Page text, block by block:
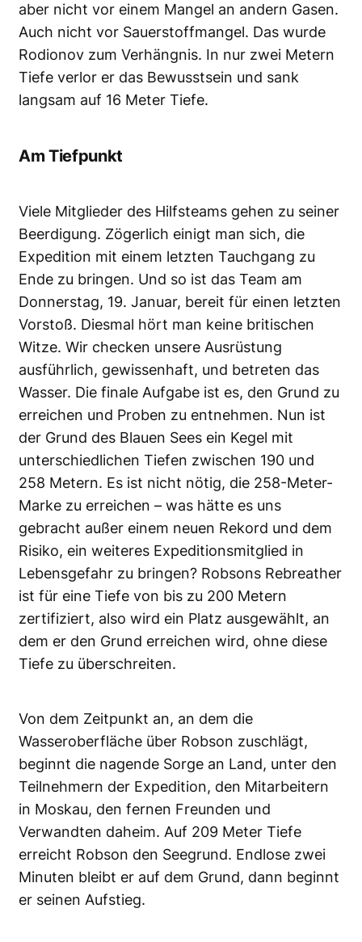
aber nicht vor einem Mangel an andern Gasen.
Auch nicht vor Sauerstoffmangel. Das wurde
Rodionov zum Verhängnis. In nur zwei Metern
Tiefe verlor er das Bewusstsein und sank
langsam auf 16 Meter Tiefe.
Am Tiefpunkt
Viele Mitglieder des Hilfsteams gehen zu seiner
Beerdigung. Zögerlich einigt man sich, die
Expedition mit einem letzten Tauchgang zu
Ende zu bringen. Und so ist das Team am
Donnerstag, 19. Januar, bereit für einen letzten
Vorstoß. Diesmal hört man keine britischen
Witze. Wir checken unsere Ausrüstung
ausführlich, gewissenhaft, und betreten das
Wasser. Die finale Aufgabe ist es, den Grund zu
erreichen und Proben zu entnehmen. Nun ist
der Grund des Blauen Sees ein Kegel mit
unterschiedlichen Tiefen zwischen 190 und
258 Metern. Es ist nicht nötig, die 258-Meter-
Marke zu erreichen – was hätte es uns
gebracht ­außer einem neuen Rekord und dem
Risiko, ein weiteres Expeditionsmitglied in
Lebensgefahr zu bringen? Robsons Rebreather
ist für eine Tiefe von bis zu 200 Metern
zertifiziert, also wird ein Platz ausgewählt, an
dem er den Grund erreichen wird, ohne diese
Tiefe zu überschreiten.
Von dem Zeitpunkt an, an dem die
Wasseroberfläche über Robson zuschlägt,
beginnt die nagende Sorge an Land, unter den
Teilnehmern der Expedition, den Mitarbeitern
in Moskau, den fernen Freunden und
Verwandten daheim. Auf 209 Meter Tiefe
erreicht Robson den Seegrund. Endlose zwei
Minuten bleibt er auf dem Grund, dann beginnt
er seinen Aufstieg.